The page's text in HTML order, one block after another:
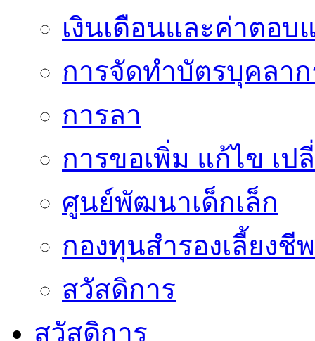
เงินเดือนและค่าตอบ
การจัดทำบัตรบุคลา
การลา
การขอเพิ่ม แก้ไข เ
ศูนย์พัฒนาเด็กเล็ก
กองทุนสำรองเลี้ยงชีพ
สวัสดิการ
สวัสดิการ